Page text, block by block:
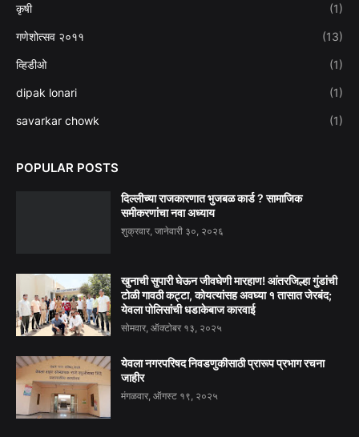
कृषी (1)
गणेशोत्सव २०११ (13)
व्हिडीओ (1)
dipak lonari (1)
savarkar chowk (1)
POPULAR POSTS
दिल्लीच्या राजकारणात भुजबळ कार्ड ? सामाजिक
समीकरणांचा नवा अध्याय
शुक्रवार, जानेवारी ३०, २०२६
खुनाची सुपारी घेऊन जीवघेणी मारहाण! आंतरजिल्हा गुंडांची
टोळी गावठी कट्टा, कोयत्यांसह अवघ्या १ तासात जेरबंद;
येवला पोलिसांची धडाकेबाज कारवाई
सोमवार, ऑक्टोबर १३, २०२५
येवला नगरपरिषद निवडणुकीसाठी प्रारूप प्रभाग रचना
जाहीर
मंगळवार, ऑगस्ट १९, २०२५